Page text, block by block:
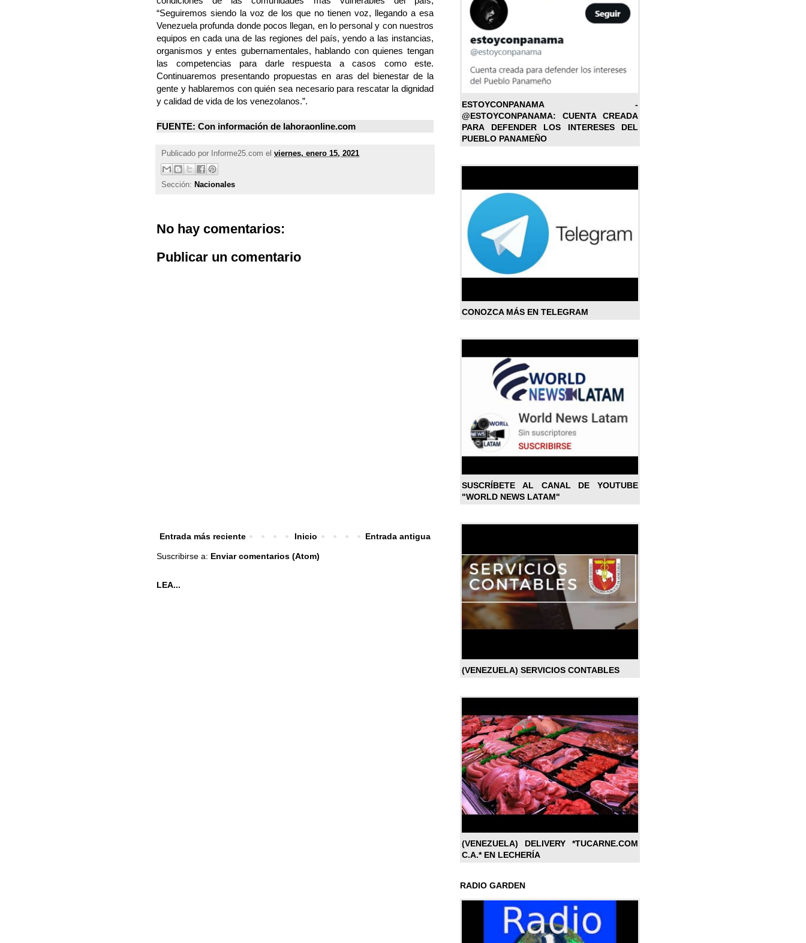
“Seguiremos siendo la voz de los que no tienen voz, llegando a esa
Venezuela profunda donde pocos llegan, en lo personal y con nuestros
equipos en cada una de las regiones del país, yendo a las instancias,
organismos y entes gubernamentales, hablando con quienes tengan
las competencias para darle respuesta a casos como este.
Continuaremos presentando propuestas en aras del bienestar de la
gente y hablaremos con quién sea necesario para rescatar la dignidad
y calidad de vida de los venezolanos.”.
FUENTE: Con información de lahoraonline.com
Publicado por Informe25.com el viernes, enero 15, 2021
Sección: Nacionales
No hay comentarios:
Publicar un comentario
Entrada más reciente Entrada antigua
Inicio
Suscribirse a: Enviar comentarios (Atom)
LEA...
ESTOYCONPANAMA -
@ESTOYCONPANAMA: CUENTA CREADA
PARA DEFENDER LOS INTERESES DEL
PUEBLO PANAMEÑO
CONOZCA MÁS EN TELEGRAM
SUSCRÍBETE AL CANAL DE YOUTUBE
"WORLD NEWS LATAM"
(VENEZUELA) SERVICIOS CONTABLES
(VENEZUELA) DELIVERY *TUCARNE.COM
C.A.* EN LECHERÍA
RADIO GARDEN